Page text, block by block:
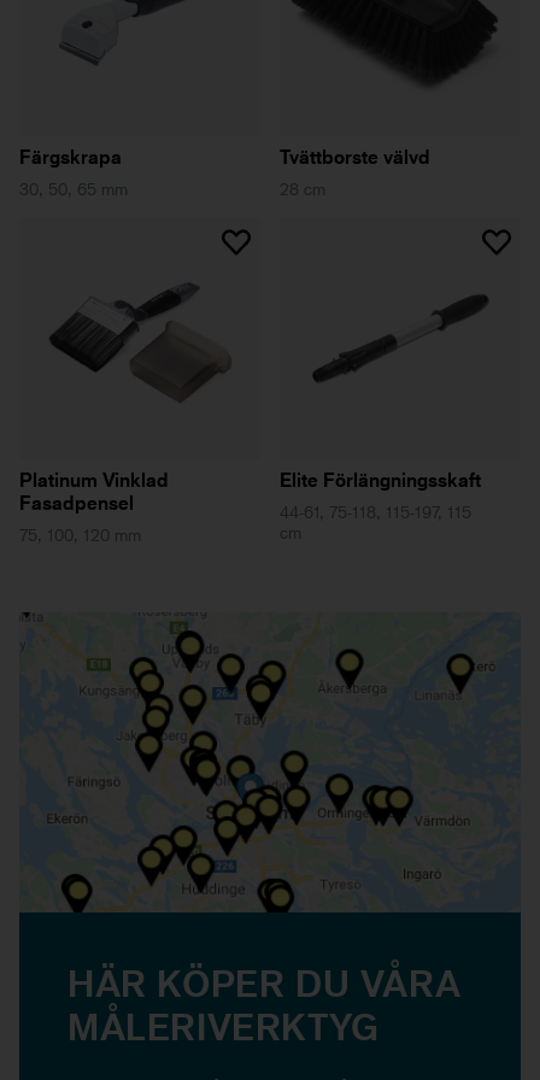
Färgskrapa
30, 50, 65 mm
Tvättborste välvd
28 cm
Platinum Vinklad
Fasadpensel
75, 100, 120 mm
Elite Förlängningsskaft
44-61, 75-118, 115-197, 115
cm
HÄR KÖPER DU VÅRA
MÅLERIVERKTYG